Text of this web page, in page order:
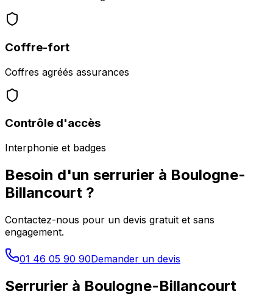
Coffre-fort
Coffres agréés assurances
Contrôle d'accès
Interphonie et badges
Besoin d'un serrurier à Boulogne-
Billancourt ?
Contactez-nous pour un devis gratuit et sans
engagement.
01 46 05 90 90Demander un devis
Serrurier à Boulogne-Billancourt